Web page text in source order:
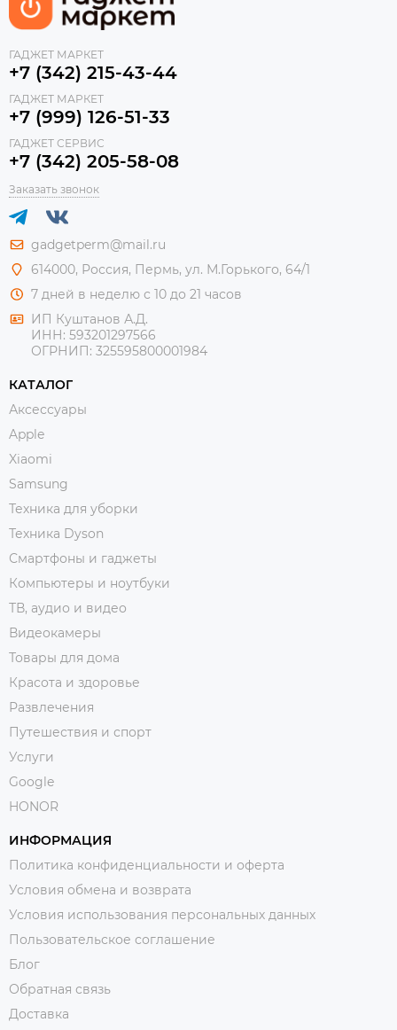
ГАДЖЕТ МАРКЕТ
+7 (342) 215-43-44
ГАДЖЕТ МАРКЕТ
+7 (999) 126-51-33
ГАДЖЕТ СЕРВИС
+7 (342) 205-58-08
Заказать звонок
gadgetperm@mail.ru
614000, Россия, Пермь, ул. М.Горького, 64/1
7 дней в неделю с 10 до 21 часов
ИП Куштанов А.Д.
ИНН: 593201297566
ОГРНИП: 325595800001984
КАТАЛОГ
Аксессуары
Apple
Xiaomi
Samsung
Техника для уборки
Техника Dyson
Смартфоны и гаджеты
Компьютеры и ноутбуки
ТВ, аудио и видео
Видеокамеры
Товары для дома
Красота и здоровье
Развлечения
Путешествия и спорт
Услуги
Google
HONOR
ИНФОРМАЦИЯ
Политика конфиденциальности и оферта
Условия обмена и возврата
Условия использования персональных данных
Пользовательское соглашение
Блог
Обратная связь
Доставка